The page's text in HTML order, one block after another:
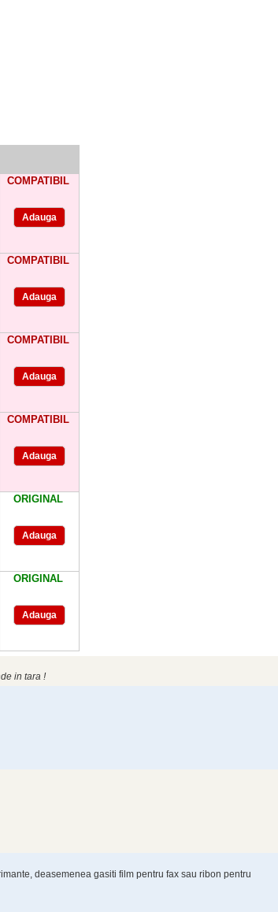
COMPATIBIL
COMPATIBIL
COMPATIBIL
COMPATIBIL
ORIGINAL
ORIGINAL
in tara !
deasemenea gasiti film pentru fax sau ribon pentru